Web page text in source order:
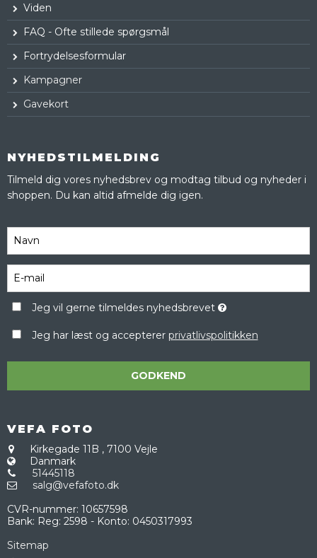
Viden
FAQ - Ofte stillede spørgsmål
Fortrydelsesformular
Kampagner
Gavekort
NYHEDSTILMELDING
Tilmeld dig vores nyhedsbrev og modtag tilbud og nyheder i
shoppen. Du kan altid afmelde dig igen.
Jeg vil gerne tilmeldes nyhedsbrevet
Jeg har læst og accepterer privatlivspolitikken
GODKEND
VEFA FOTO
Kirkegade 11B , 7100 Vejle
Danmark
51445118
salg@vefafoto.dk
CVR-nummer: 10657598
Bank: Reg: 2598 - Konto: 0450317993
Sitemap